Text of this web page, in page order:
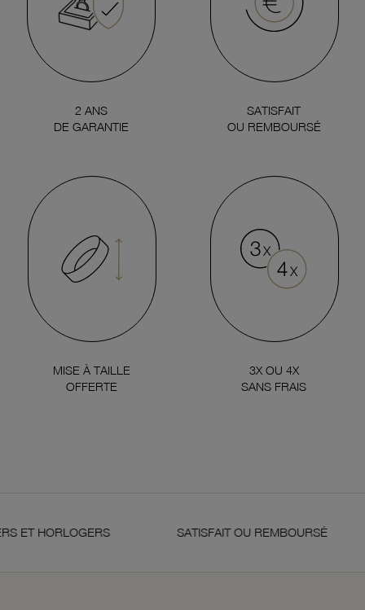
2 ANS
DE GARANTIE
SATISFAIT
OU REMBOURSÉ
MISE À TAILLE
OFFERTE
3X OU 4X
SANS FRAIS
HORLOGERS SATISFAIT OU REMBOURSÉ